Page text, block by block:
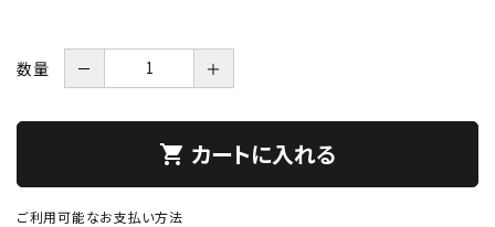
数量 － ＋
shopping_cart カートに入れる
ご利用可能なお支払い方法